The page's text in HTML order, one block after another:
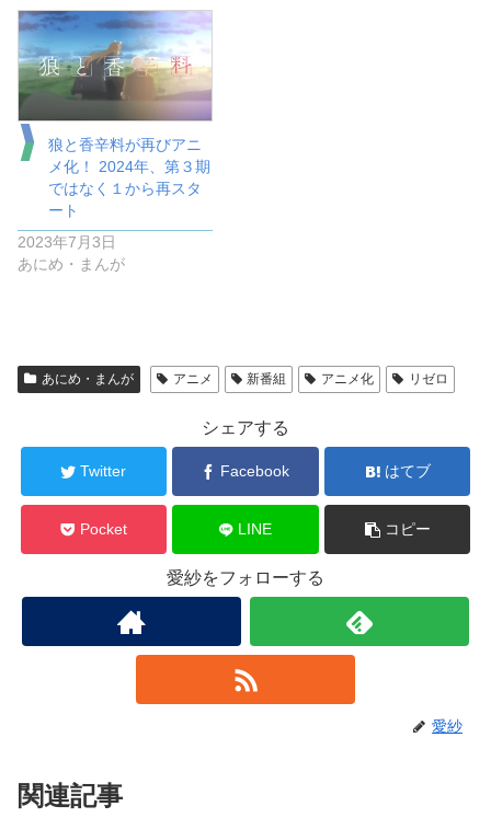
狼と香辛料が再びアニ
メ化！ 2024年、第３期
ではなく１から再スタ
ート
2023年7月3日
あにめ・まんが
あにめ・まんが アニメ 新番組 アニメ化 リゼロ
シェアする
Twitter Facebook はてブ
Pocket LINE コピー
愛紗をフォローする
愛紗
関連記事